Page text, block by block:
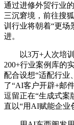
通过进修外贸行业
三沉窘境，前往搜
训行业将朝着“更场
进。
以3万+人次培训
200+行业案例库的
配合设想“适配行业
了“AI客户开辟+邮
逗留正在“生成式案
直以“用AI赋能企业